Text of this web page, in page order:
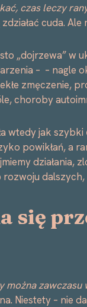
czas leczy
cuda. Ale
„dojrzewa” w
– – nagle
zmęczenie,
choroby
wtedy jak szybki
powikłań, a
działania,
się
można zawczasu
Niestety – nie da